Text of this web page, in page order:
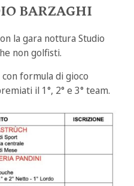
BARZAGHI
la gara nottura Studio
non golfisti.
formula di gioco
il 1°, 2° e 3° team.